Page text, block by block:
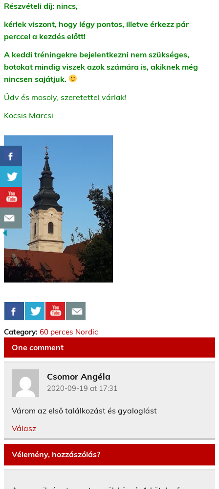
Részvételi díj: nincs,
kérlek viszont, hogy légy pontos, illetve érkezz pár
perccel a kezdés előtt!
A keddi tréningekre bejelentkezni nem szükséges,
botokat mindig viszek azok számára is, akiknek még
nincsen sajátjuk.
Üdv és mosoly, szeretettel várlak!
Kocsis Marcsi
Category: 60 perces Nordic
One comment
Csomor Angéla
2020-09-19 at 17:31
Várom az első találkozást és gyaloglást
Válasz
Vélemény, hozzászólás?